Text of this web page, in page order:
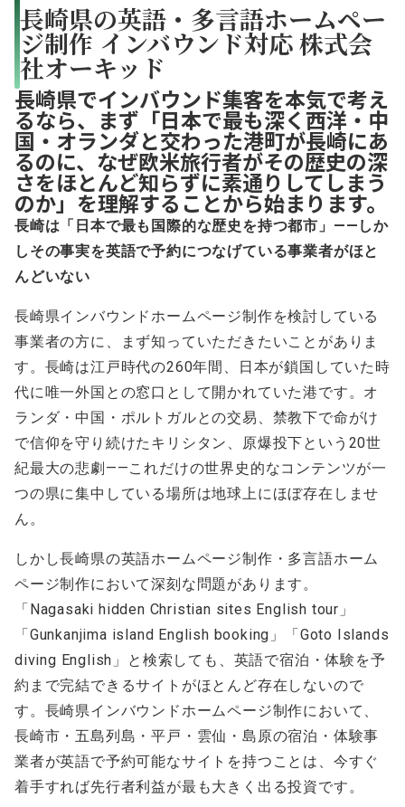
長崎県の英語・多言語ホームペー
ジ制作 インバウンド対応 株式会
社オーキッド
長崎県でインバウンド集客を本気で考え
るなら、まず「日本で最も深く西洋・中
国・オランダと交わった港町が長崎にあ
るのに、なぜ欧米旅行者がその歴史の深
さをほとんど知らずに素通りしてしまう
のか」を理解することから始まります。
長崎は「日本で最も国際的な歴史を持つ都市」——しか
しその事実を英語で予約につなげている事業者がほと
んどいない
長崎県インバウンドホームページ制作を検討している
事業者の方に、まず知っていただきたいことがありま
す。長崎は江戸時代の260年間、日本が鎖国していた時
代に唯一外国との窓口として開かれていた港です。オ
ランダ・中国・ポルトガルとの交易、禁教下で命がけ
で信仰を守り続けたキリシタン、原爆投下という20世
紀最大の悲劇——これだけの世界史的なコンテンツが一
つの県に集中している場所は地球上にほぼ存在しませ
ん。
しかし長崎県の英語ホームページ制作・多言語ホーム
ページ制作において深刻な問題があります。
「Nagasaki hidden Christian sites English tour」
「Gunkanjima island English booking」「Goto Islands
diving English」と検索しても、英語で宿泊・体験を予
約まで完結できるサイトがほとんど存在しないので
す。長崎県インバウンドホームページ制作において、
長崎市・五島列島・平戸・雲仙・島原の宿泊・体験事
業者が英語で予約可能なサイトを持つことは、今すぐ
着手すれば先行者利益が最も大きく出る投資です。